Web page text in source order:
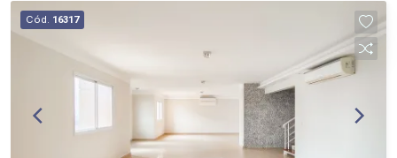
Príncipe; - Previsão de entrega em julho de 2026.
Amigo corretor, caso queira parceria, entrar em
contato pelo nosso telefone.
Cód. 16317